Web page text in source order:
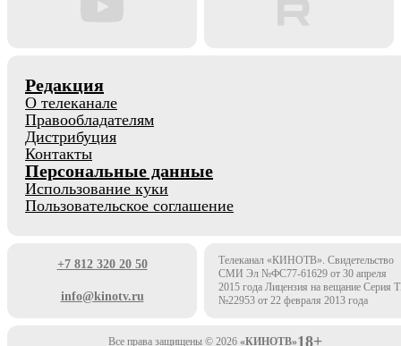
Редакция
О телеканале
Правообладателям
Дистрибуция
Контакты
Персональные данные
Использование куки
Пользовательское соглашение
+7 812 320 20 50
info@kinotv.ru
Телеканал «КИНОТВ». Свидетельство
СМИ Эл №ФС77-61629 от 30 апреля
2015 года Лицензия на вещание Серия
№22953 от 22 февраля 2013 года
Все права защищены © 2026 «КИНОТВ»18+